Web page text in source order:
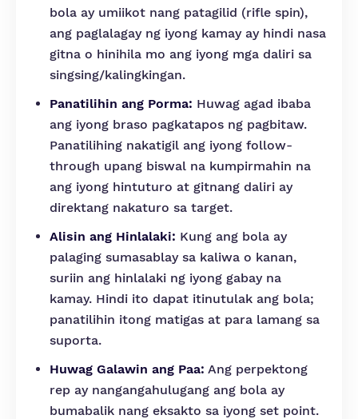
bola ay umiikot nang patagilid (rifle spin),
ang paglalagay ng iyong kamay ay hindi nasa
gitna o hinihila mo ang iyong mga daliri sa
singsing/kalingkingan.
Panatilihin ang Porma: Huwag agad ibaba
ang iyong braso pagkatapos ng pagbitaw.
Panatilihing nakatigil ang iyong follow-
through upang biswal na kumpirmahin na
ang iyong hintuturo at gitnang daliri ay
direktang nakaturo sa target.
Alisin ang Hinlalaki: Kung ang bola ay
palaging sumasablay sa kaliwa o kanan,
suriin ang hinlalaki ng iyong gabay na
kamay. Hindi ito dapat itinutulak ang bola;
panatilihin itong matigas at para lamang sa
suporta.
Huwag Galawin ang Paa: Ang perpektong
rep ay nangangahulugang ang bola ay
bumabalik nang eksakto sa iyong set point.